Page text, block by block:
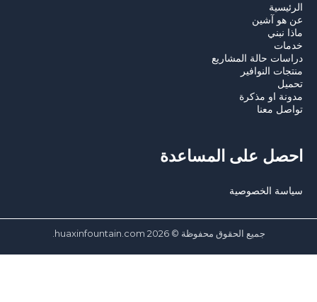
هو آشين
نبني
حالة المشاريع
النوافير
او مذكرة
معنا
على المساعدة
الخصوصية
جميع الحقوق محفوظة © 2026 huaxinfountain.com.